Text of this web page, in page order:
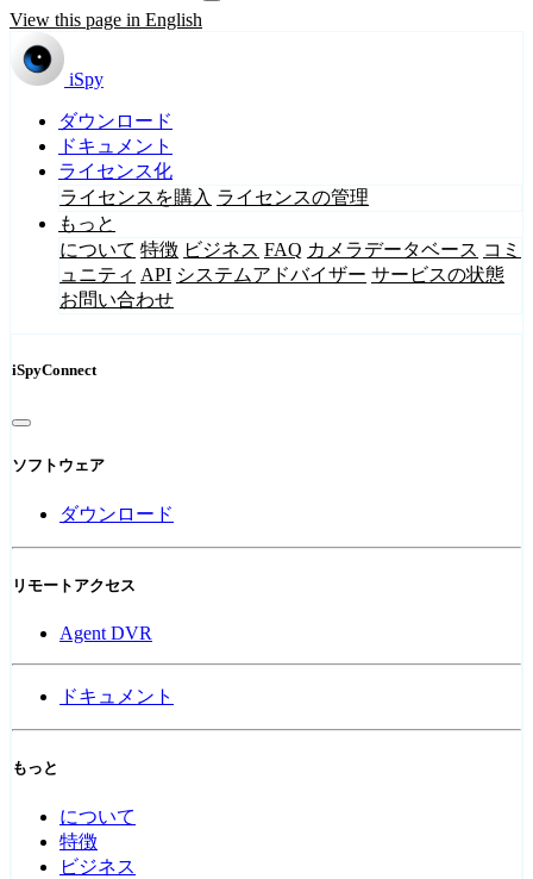
View this page in English
iSpy
ダウンロード
ドキュメント
ライセンス化
ライセンスを購入 ライセンスの管理
もっと
について 特徴 ビジネス FAQ カメラデータベース コミ
ュニティ API システムアドバイザー サービスの状態
お問い合わせ
iSpyConnect
ソフトウェア
ダウンロード
リモートアクセス
Agent DVR
ドキュメント
もっと
について
特徴
ビジネス